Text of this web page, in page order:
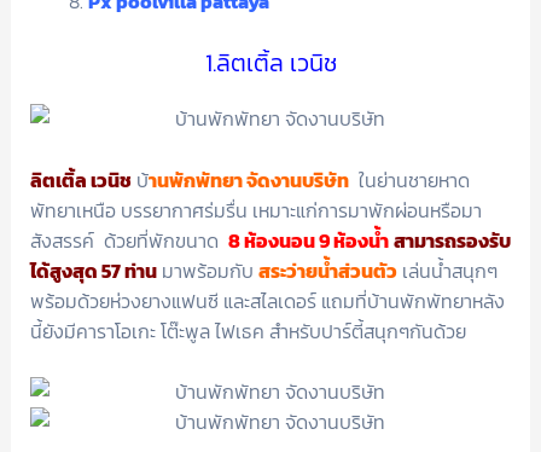
1.ลิตเติ้ล เวนิช
ลิตเติ้ล เวนิชบ้านพักพัทยา จัดงานบริษัทในย่านชายหาด
พัทยาเหนือ บรรยากาศร่มรื่น เหมาะแก่การมาพักผ่อนหรือมา
สังสรรค์ ด้วยที่พักขนาด 8 ห้องนอน 9 ห้องน้ำสามารถรองรับ
ได้สูงสุด 57 ท่านมาพร้อมกับ สระว่ายน้ำส่วนตัวเล่นน้ำสนุกๆ
พร้อมด้วยห่วงยางแฟนซี และสไลเดอร์ แถมที่บ้านพักพัทยาหลัง
นี้ยังมีคาราโอเกะ โต๊ะพูล ไฟเธค สำหรับปาร์ตี้สนุกๆกันด้วย